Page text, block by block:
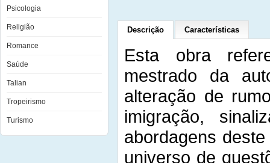
Psicologia
Religião
Romance
Saúde
Talian
Tropeirismo
Turismo
Descrição Características
Esta obra
mestrado da
alteração de
imigração,
abordagens
universo de